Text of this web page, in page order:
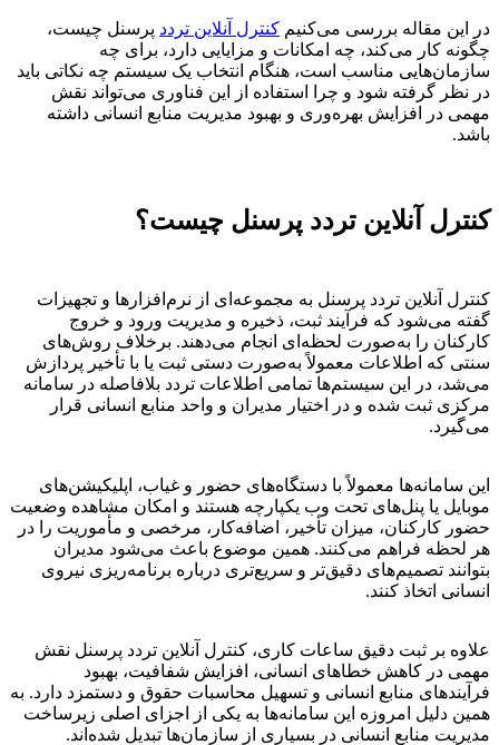
در این مقاله بررسی می‌کنیم کنترل آنلاین تردد پرسنل چیست،
چگونه کار می‌کند، چه امکانات و مزایایی دارد، برای چه
سازمان‌هایی مناسب است، هنگام انتخاب یک سیستم چه نکاتی باید
در نظر گرفته شود و چرا استفاده از این فناوری می‌تواند نقش
مهمی در افزایش بهره‌وری و بهبود مدیریت منابع انسانی داشته
باشد.
کنترل آنلاین تردد پرسنل چیست؟
کنترل آنلاین تردد پرسنل به مجموعه‌ای از نرم‌افزارها و تجهیزات
گفته می‌شود که فرآیند ثبت، ذخیره و مدیریت ورود و خروج
کارکنان را به‌صورت لحظه‌ای انجام می‌دهند. برخلاف روش‌های
سنتی که اطلاعات معمولاً به‌صورت دستی ثبت یا با تأخیر پردازش
می‌شد، در این سیستم‌ها تمامی اطلاعات تردد بلافاصله در سامانه
مرکزی ثبت شده و در اختیار مدیران و واحد منابع انسانی قرار
می‌گیرد.
این سامانه‌ها معمولاً با دستگاه‌های حضور و غیاب، اپلیکیشن‌های
موبایل یا پنل‌های تحت وب یکپارچه هستند و امکان مشاهده وضعیت
حضور کارکنان، میزان تأخیر، اضافه‌کار، مرخصی و مأموریت را در
هر لحظه فراهم می‌کنند. همین موضوع باعث می‌شود مدیران
بتوانند تصمیم‌های دقیق‌تر و سریع‌تری درباره برنامه‌ریزی نیروی
انسانی اتخاذ کنند.
علاوه بر ثبت دقیق ساعات کاری، کنترل آنلاین تردد پرسنل نقش
مهمی در کاهش خطاهای انسانی، افزایش شفافیت، بهبود
فرآیندهای منابع انسانی و تسهیل محاسبات حقوق و دستمزد دارد. به
همین دلیل امروزه این سامانه‌ها به یکی از اجزای اصلی زیرساخت
مدیریت منابع انسانی در بسیاری از سازمان‌ها تبدیل شده‌اند.